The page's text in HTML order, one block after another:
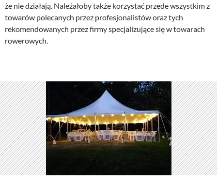
że nie działają. Należałoby także korzystać przede wszystkim z
towarów polecanych przez profesjonalistów oraz tych
rekomendowanych przez firmy specjalizujące się w towarach
rowerowych.